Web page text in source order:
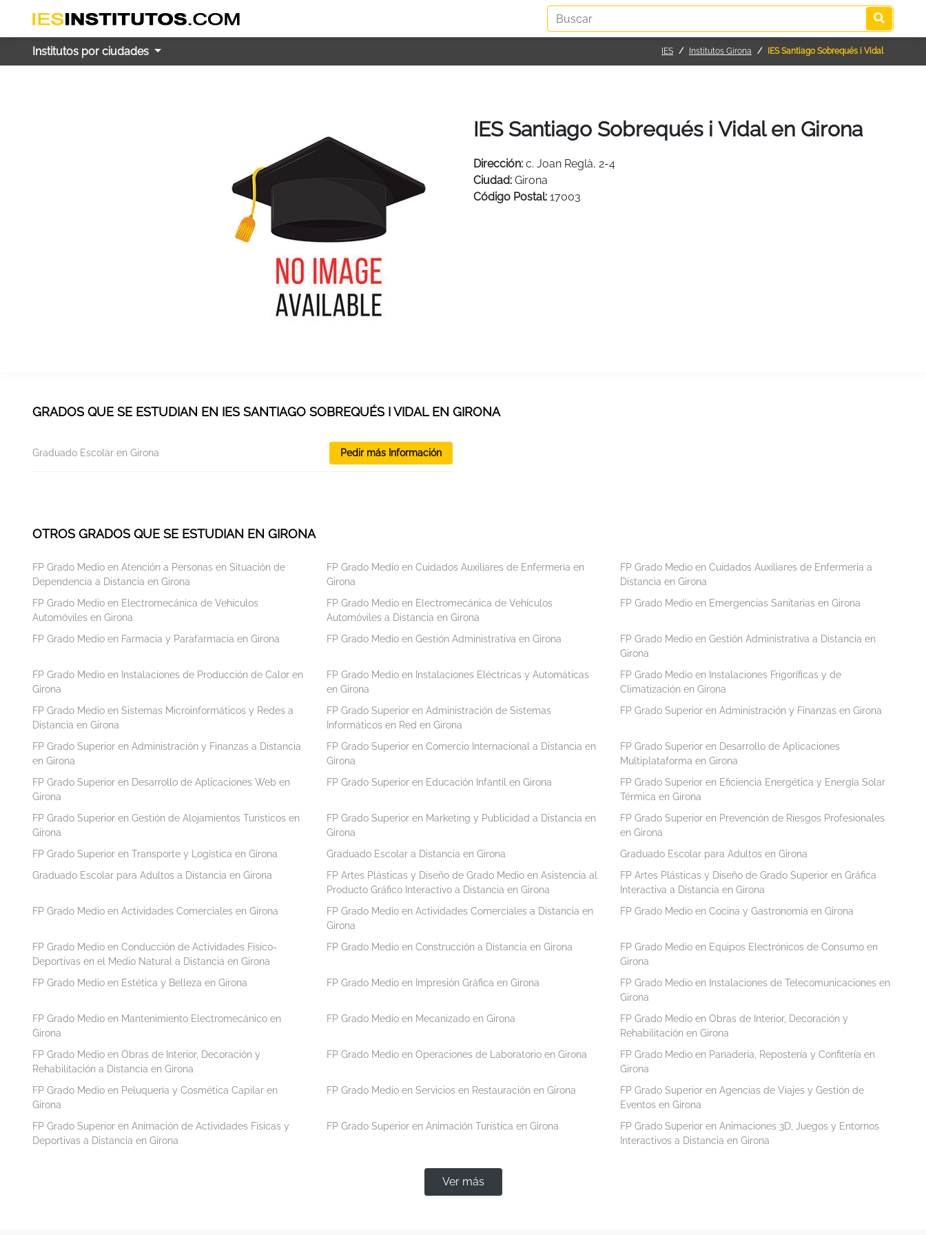
Institutos por ciudades IES Institutos Girona IES Santiago Sobrequés i Vidal
IES Santiago Sobrequés i Vidal en Girona
Dirección: c. Joan Reglà, 2-4
Ciudad: Girona
Código Postal: 17003
GRADOS QUE SE ESTUDIAN EN IES SANTIAGO SOBREQUÉS I VIDAL EN GIRONA
Graduado Escolar en Girona Pedir más Información
OTROS GRADOS QUE SE ESTUDIAN EN GIRONA
FP Grado Medio en Atención a Personas en Situación de
Dependencia a Distancia en Girona
FP Grado Medio en Cuidados Auxiliares de Enfermería en
Girona
FP Grado Medio en Cuidados Auxiliares de Enfermería a
Distancia en Girona
FP Grado Medio en Electromecánica de Vehículos
Automóviles en Girona
FP Grado Medio en Electromecánica de Vehículos
Automóviles a Distancia en Girona
FP Grado Medio en Emergencias Sanitarias en Girona
FP Grado Medio en Farmacia y Parafarmacia en Girona FP Grado Medio en Gestión Administrativa en Girona
FP Grado Medio en Gestión Administrativa a Distancia en
Girona
FP Grado Medio en Instalaciones de Producción de Calor en
Girona
FP Grado Medio en Instalaciones Eléctricas y Automáticas
en Girona
FP Grado Medio en Instalaciones Frigoríficas y de
Climatización en Girona
FP Grado Medio en Sistemas Microinformáticos y Redes a
Distancia en Girona
FP Grado Superior en Administración de Sistemas
Informáticos en Red en Girona
FP Grado Superior en Administración y Finanzas en Girona
FP Grado Superior en Administración y Finanzas a Distancia
en Girona
FP Grado Superior en Comercio Internacional a Distancia en
Girona
FP Grado Superior en Desarrollo de Aplicaciones
Multiplataforma en Girona
FP Grado Superior en Desarrollo de Aplicaciones Web en
Girona
FP Grado Superior en Educación Infantil en Girona
FP Grado Superior en Eficiencia Energética y Energía Solar
Térmica en Girona
FP Grado Superior en Gestión de Alojamientos Turísticos en
Girona
FP Grado Superior en Marketing y Publicidad a Distancia en
Girona
FP Grado Superior en Prevención de Riesgos Profesionales
en Girona
FP Grado Superior en Transporte y Logística en Girona
Graduado Escolar a Distancia en Girona
Graduado Escolar para Adultos en Girona
Graduado Escolar para Adultos a Distancia en Girona
FP Artes Plásticas y Diseño de Grado Medio en Asistencia al
Producto Gráfico Interactivo a Distancia en Girona
FP Artes Plásticas y Diseño de Grado Superior en Gráfica
Interactiva a Distancia en Girona
FP Grado Medio en Actividades Comerciales en Girona
FP Grado Medio en Actividades Comerciales a Distancia en
Girona
FP Grado Medio en Cocina y Gastronomía en Girona
FP Grado Medio en Conducción de Actividades Físico-
Deportivas en el Medio Natural a Distancia en Girona
FP Grado Medio en Construcción a Distancia en Girona
FP Grado Medio en Equipos Electrónicos de Consumo en
Girona
FP Grado Medio en Estética y Belleza en Girona
FP Grado Medio en Impresión Gráfica en Girona
FP Grado Medio en Instalaciones de Telecomunicaciones en
Girona
FP Grado Medio en Mantenimiento Electromecánico en
Girona
FP Grado Medio en Mecanizado en Girona
FP Grado Medio en Obras de Interior, Decoración y
Rehabilitación en Girona
FP Grado Medio en Obras de Interior, Decoración y
Rehabilitación a Distancia en Girona
FP Grado Medio en Operaciones de Laboratorio en Girona
FP Grado Medio en Panadería, Repostería y Confitería en
Girona
FP Grado Medio en Peluquería y Cosmética Capilar en
Girona
FP Grado Medio en Servicios en Restauración en Girona
FP Grado Superior en Agencias de Viajes y Gestión de
Eventos en Girona
FP Grado Superior en Animación de Actividades Físicas y
Deportivas a Distancia en Girona
FP Grado Superior en Animación Turística en Girona
FP Grado Superior en Animaciones 3D, Juegos y Entornos
Interactivos a Distancia en Girona
Ver más